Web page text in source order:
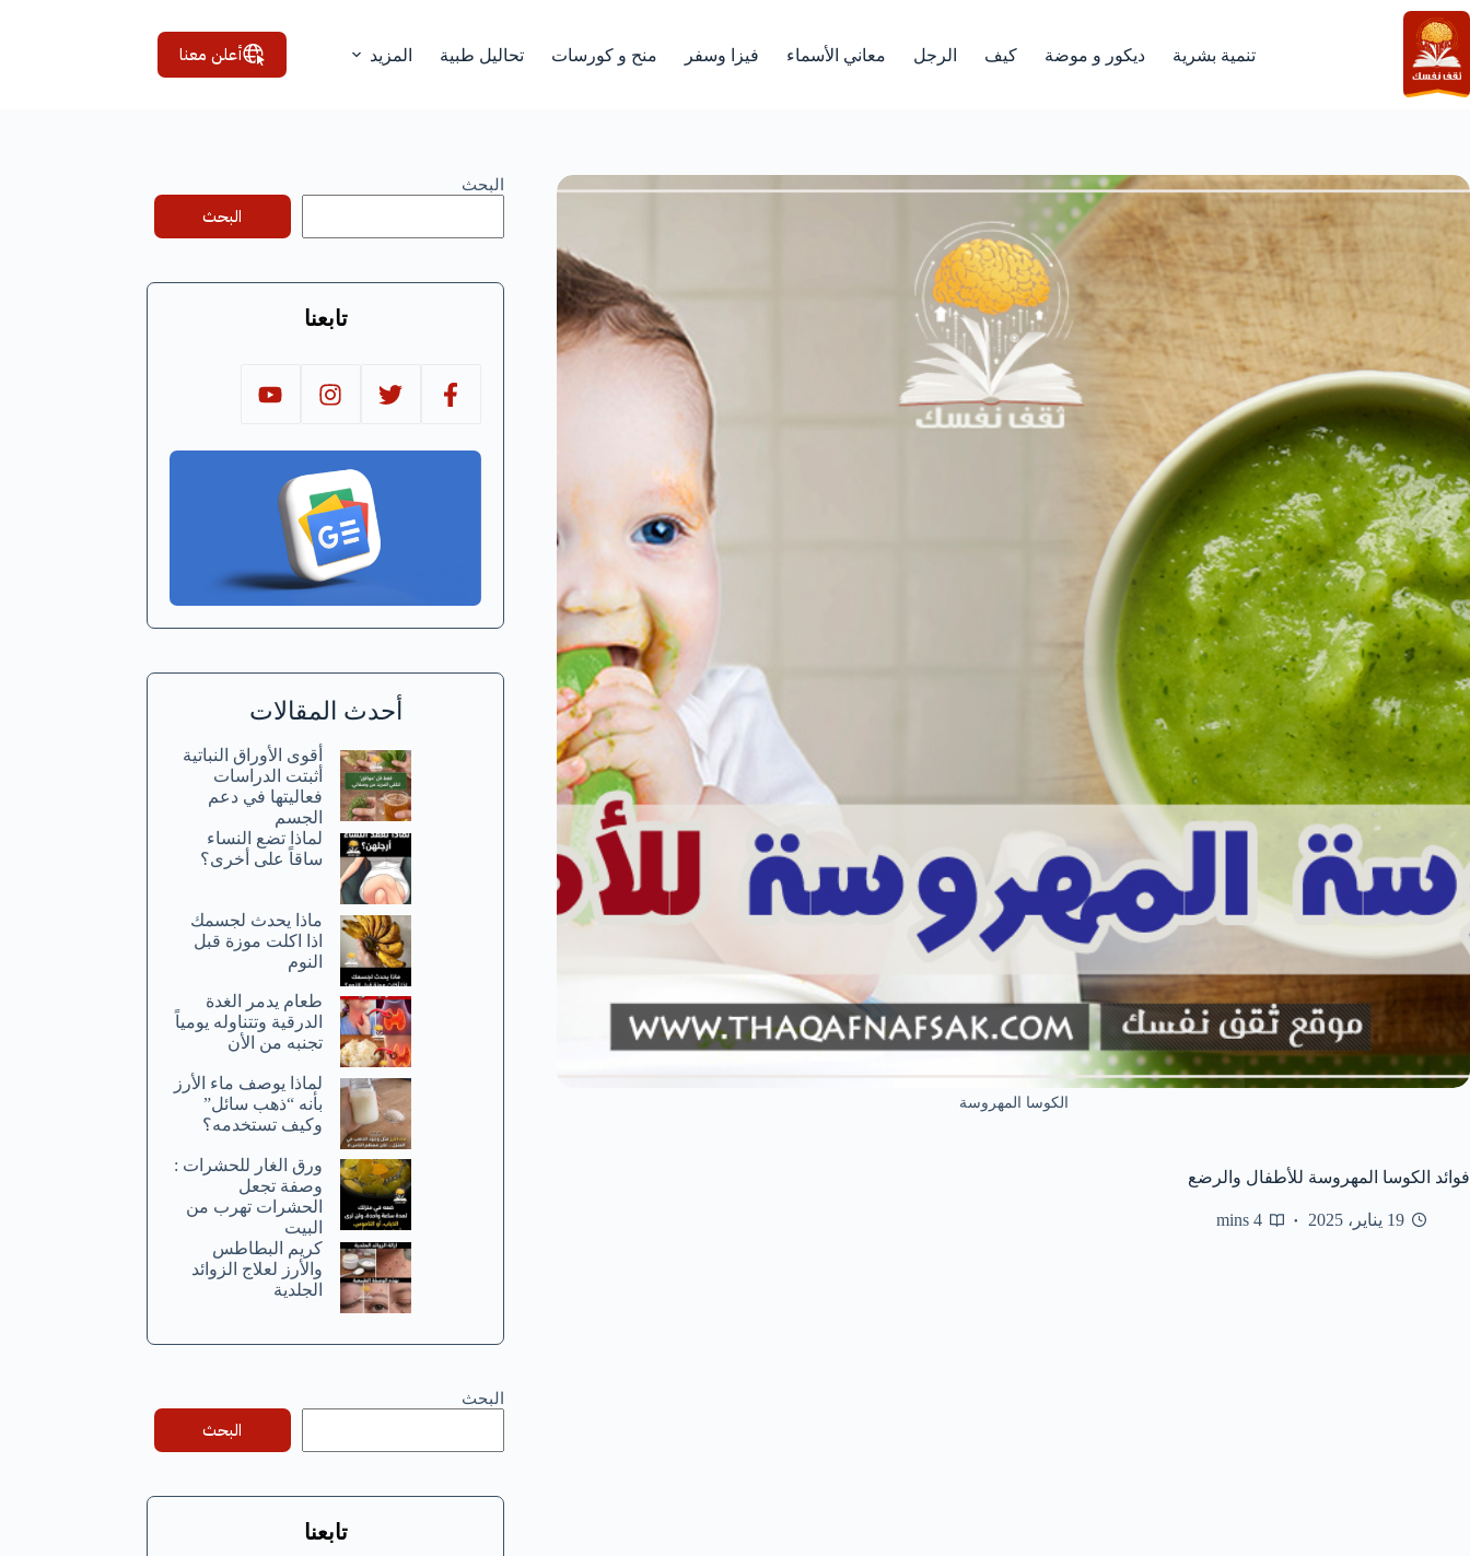
التجاوز
إلى
المحتوى
تنمية بشرية ديكور و موضة كيف الرجل معاني الأسماء فيزا وسفر منح و كورسات تحاليل طبية المزيد أعلن معنا
الكوسا المهروسة
فوائد الكوسا المهروسة للأطفال والرضع
19 يناير، 2025 4 mins
البحث
البحث
تابعنا
أحدث المقالات
أقوى الأوراق النباتية
أثبتت الدراسات
فعاليتها في دعم
الجسم
لماذا تضع النساء
ساقاً على أخرى؟
ماذا يحدث لجسمك
اذا اكلت موزة قبل
النوم
طعام يدمر الغدة
الدرقية وتتناوله يومياً
تجنبه من الأن
لماذا يوصف ماء الأرز
بأنه “ذهب سائل”
وكيف تستخدمه؟
ورق الغار للحشرات :
وصفة تجعل
الحشرات تهرب من
البيت
كريم البطاطس
والأرز لعلاج الزوائد
الجلدية
البحث
البحث
تابعنا